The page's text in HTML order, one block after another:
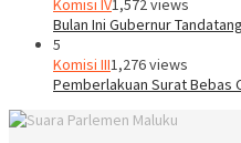
Komisi IV1,572 views
Bulan Ini Gubernur
5
Komisi III1,276 views
Pemberlakuan Surat Bebas